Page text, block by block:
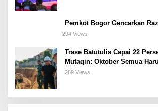
Pemkot Bogor Gencarkan
294 Views
Trase Batutulis Capai 22
Mutaqin: Oktober Semua
289 Views